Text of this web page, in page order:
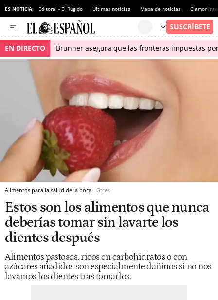
ES NOTICIA: Editoral - El Rúgido Últimas noticias Mapa de noticias Clamor
EN DIRECTO Brunner asegura que las fronteras impuestas
Alimentos para la salud de la boca. Gtres
Estos son los alimentos que nunca
deberías tomar sin lavarte los
dientes después
Alimentos pastosos, ricos en carbohidratos o con
azúcares añadidos son especialmente dañinos si no nos
lavamos los dientes tras tomarlos.